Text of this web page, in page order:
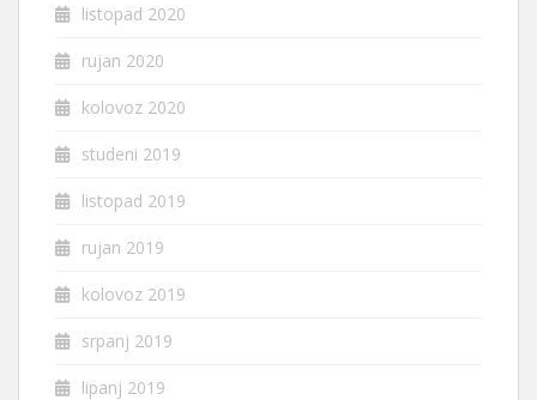
listopad 2020
rujan 2020
kolovoz 2020
studeni 2019
listopad 2019
rujan 2019
kolovoz 2019
srpanj 2019
lipanj 2019